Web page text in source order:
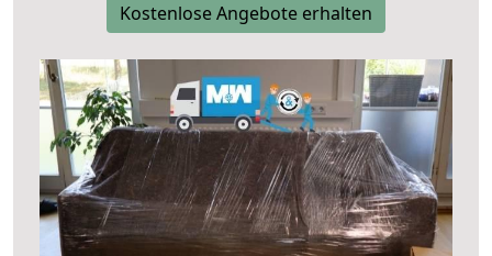
Kostenlose Angebote erhalten